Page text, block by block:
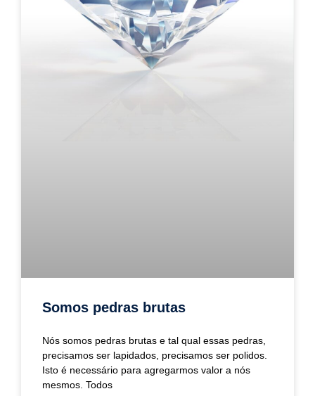
Somos pedras brutas
Nós somos pedras brutas e tal qual essas pedras,
precisamos ser lapidados, precisamos ser polidos.
Isto é necessário para agregarmos valor a nós
mesmos. Todos